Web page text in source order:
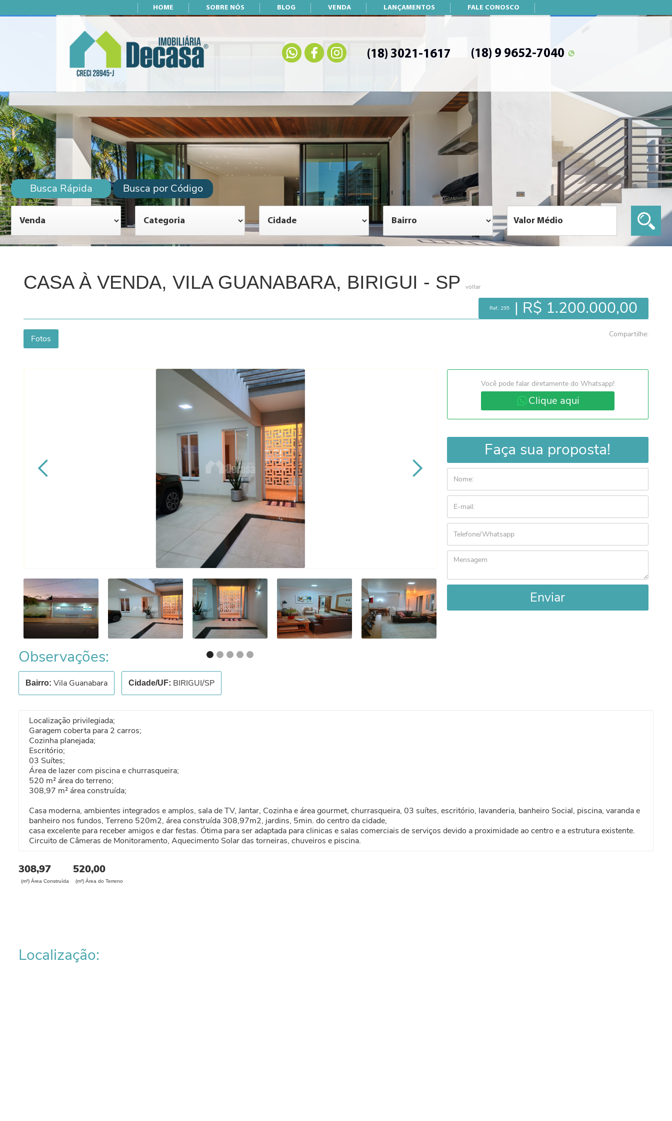
HOME SOBRE NÓS BLOG VENDA LANÇAMENTOS FALE CONOSCO
(18) 3021-1617 (18) 9 9652-7040
Busca Rápida Busca por Código
CASA À VENDA, VILA GUANABARA, BIRIGUI - SP voltar
Ref.: 295 | R$ 1.200.000,00
Fotos Compartilhe:
Você pode falar diretamente do Whatsapp!
Clique aqui
Faça sua proposta!
Enviar
Observações:
Bairro: Vila Guanabara Cidade/UF: BIRIGUI/SP
Localização privilegiada;
Garagem coberta para 2 carros;
Cozinha planejada;
Escritório;
03 Suítes;
Área de lazer com piscina e churrasqueira;
520 m² área do terreno;
308,97 m² área construída;
Casa moderna, ambientes integrados e amplos, sala de TV, Jantar, Cozinha e área gourmet, churrasqueira, 03 suítes, escritório, lavanderia, banheiro Social, piscina, varanda e
banheiro nos fundos, Terreno 520m2, área construída 308,97m2, jardins, 5min. do centro da cidade,
casa excelente para receber amigos e dar festas. Ótima para ser adaptada para clinicas e salas comerciais de serviços devido a proximidade ao centro e a estrutura existente.
Circuito de Câmeras de Monitoramento, Aquecimento Solar das torneiras, chuveiros e piscina.
308,97
(m²) Área Construída
520,00
(m²) Área do Terreno
Localização: